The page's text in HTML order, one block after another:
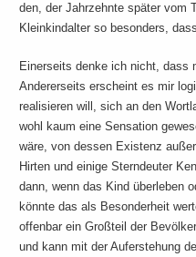
den, der Jahrzehnte später vom
Kleinkindalter so besonders,
Einerseits denke ich nicht, dass
Andererseits erscheint es mir
realisieren will, sich an den
wohl kaum eine Sensation
wäre, von dessen Existenz
Hirten und einige Sterndeuter
dann, wenn das Kind überleben
könnte das als Besonderheit
offenbar ein Großteil der
und kann mit der Auferstehung